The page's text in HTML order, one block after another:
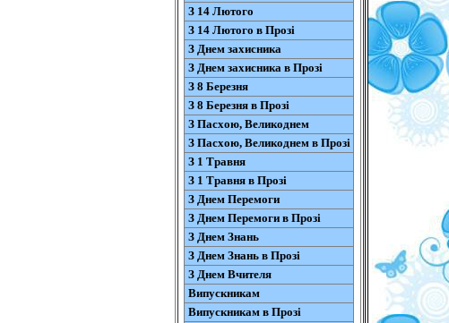
З 14 Лютого
З 14 Лютого в Прозі
З Днем захисника
З Днем захисника в Прозі
З 8 Березня
З 8 Березня в Прозі
З Пасхою, Великоднем
З Пасхою, Великоднем в Прозі
З 1 Травня
З 1 Травня в Прозі
З Днем Перемоги
З Днем Перемоги в Прозі
З Днем Знань
З Днем Знань в Прозі
З Днем Вчителя
Випускникам
Випускникам в Прозі